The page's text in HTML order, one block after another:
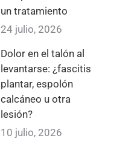
un tratamiento
24 julio, 2026
Dolor en el talón al
levantarse: ¿fascitis
plantar, espolón
calcáneo u otra
lesión?
10 julio, 2026